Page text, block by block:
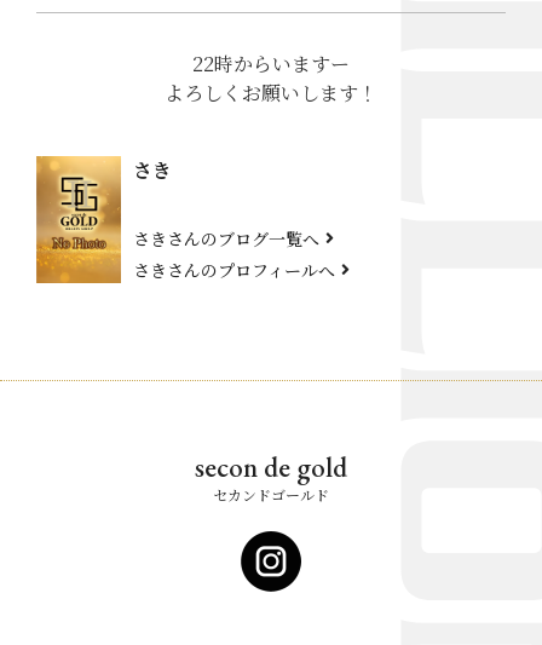
22時からいますー
よろしくお願いします！
さき
さきさんのブログ一覧へ
さきさんのプロフィールへ
secon de gold
セカンドゴールド